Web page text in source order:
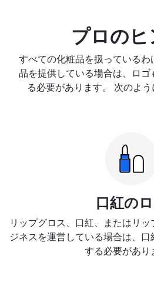
プロのヒ
すべての化粧品を扱っている
品を提供している場合は、ロ
る必要があります。 次のよう
口紅の
リップグロス、口紅、またはリ
ジネスを運営している場合は、
する必要があり